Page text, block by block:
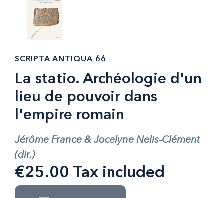
SCRIPTA ANTIQUA 66
La statio. Archéologie d'un
lieu de pouvoir dans
l'empire romain
Jérôme France & Jocelyne Nelis-Clément
(dir.)
€25.00 Tax included